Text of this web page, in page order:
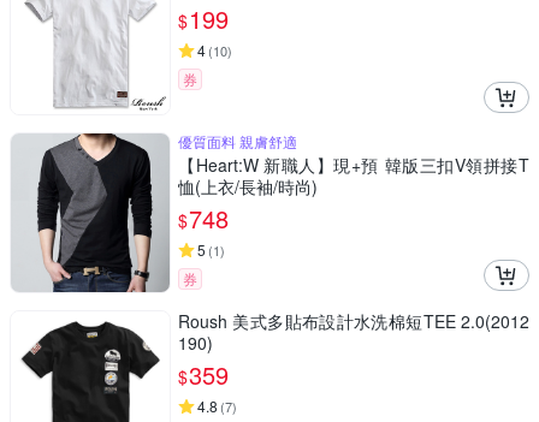
$199
4(10)
券
優質面料 親膚舒適
【Heart:W 新職人】現+預 韓版三扣V領拼接T
恤(上衣/長袖/時尚)
$748
5 (1)
券
Roush 美式多貼布設計水洗棉短TEE 2.0(2012
190)
$359
4.8 (7)